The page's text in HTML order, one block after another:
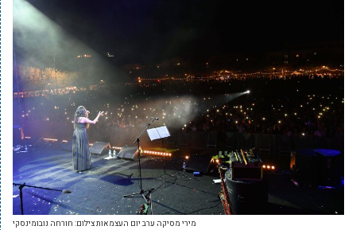
מירי מסיקה ערב יום העצמאות צילום: חורחה נובומינסקי